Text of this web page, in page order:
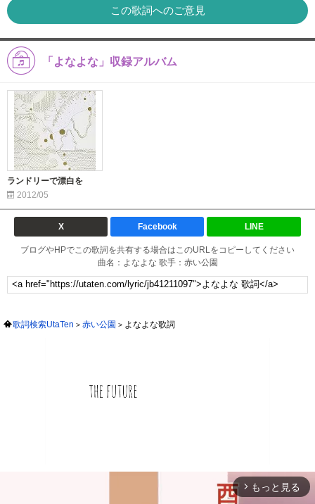
この歌詞へのご意見
「よなよな」収録アルバム
ランドリーで漂白を
2012/05
X Facebook LINE
ブログやHPでこの歌詞を共有する場合はこのURLをコピーしてください
曲名：よなよな 歌手：赤い公園
歌詞検索UtaTen 赤い公園 よなよな歌詞
arrow_forward_ios もっと見る